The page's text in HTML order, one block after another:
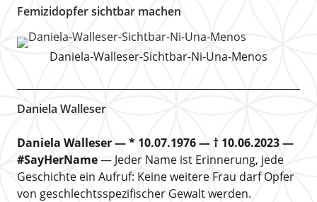
Femizidopfer sichtbar machen
Daniela-Walleser-Sichtbar-Ni-Una-Menos
Daniela Walleser
Daniela Walleser — * 10.07.1976 — † 10.06.2023 —
#SayHerName— Jeder Name ist Erinnerung, jede
Geschichte ein Aufruf: Keine weitere Frau darf Opfer
von geschlechtsspezifischer Gewalt werden.